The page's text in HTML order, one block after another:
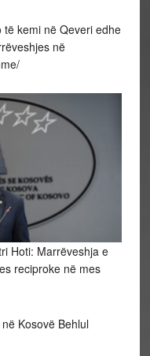
kemi në Qeveri edhe
në
Hoti: Marrëveshja e
reciproke në mes
Kosovë Behlul